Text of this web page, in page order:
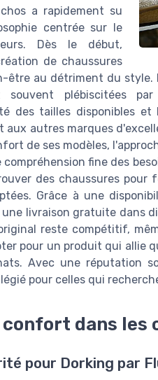
a rapidement su
centrée sur le
Dès le début,
de chaussures
être au détriment du
plébiscitées par
des tailles disponibles
aux autres marques
de ses modèles,
fine des
des chaussures pour
Grâce à une
livraison gratuite dans
reste compétitif,
pour un produit qui
Avec une réputation
pour celles qui
dans les
pour Dorking par